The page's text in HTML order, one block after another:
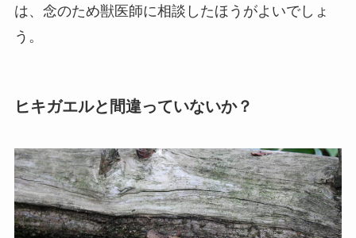
は、念のため獣医師に相談したほうがよいでしょ
う。
ヒキガエルと間違っていないか？